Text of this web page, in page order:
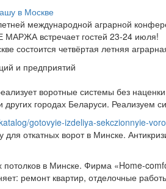
в Москве
международной аграрной
МАРЖА встречает гостей 23-24 июля!
состоится четвёртая летняя
и предприятий
воротные системы без
других городах Беларуси. Реализуем
gotovyie-izdeliya-sekczionnyie-
для откатных ворот в Минске.
в Минске. Фирма «Home-
ремонт квартир, отделочные